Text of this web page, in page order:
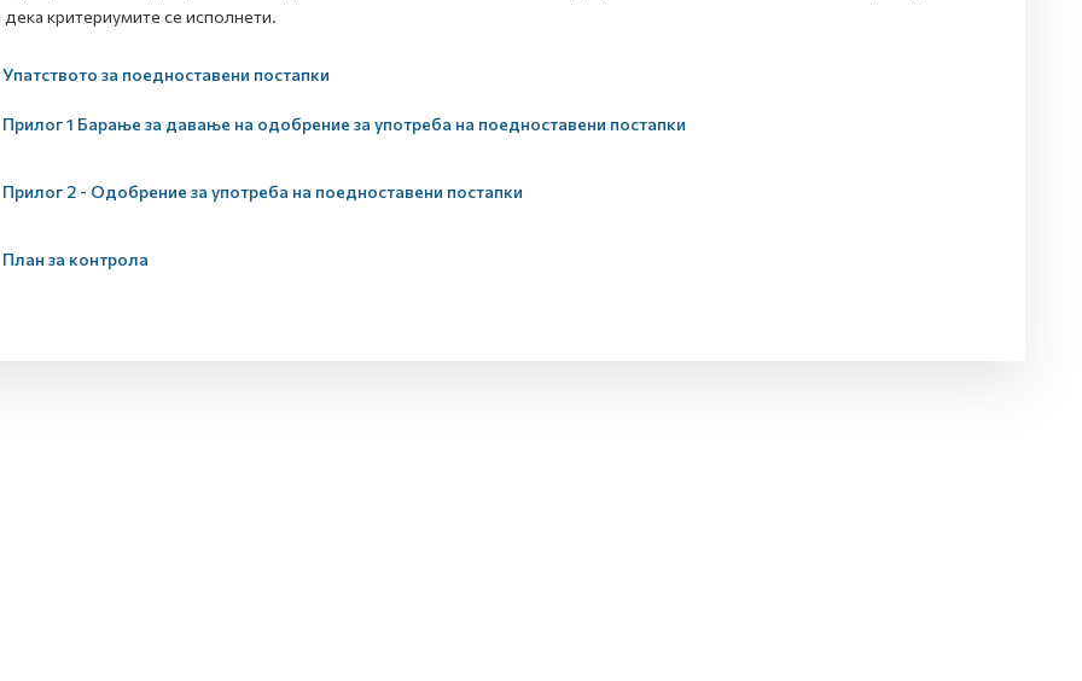
дека критериумите се исполнети.
Упатството за поедноставени постапки
Прилог 1 Барање за давање на одобрение за употреба на поедноставени постапки
Прилог 2 - Одобрение за употреба на поедноставени постапки
План за контрола